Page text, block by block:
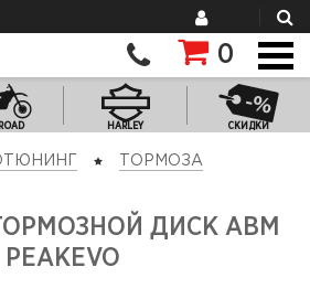
0
HARLEY СКИДКИ
ТОРМОЗА
ДИСК ABM
PEAKEVO